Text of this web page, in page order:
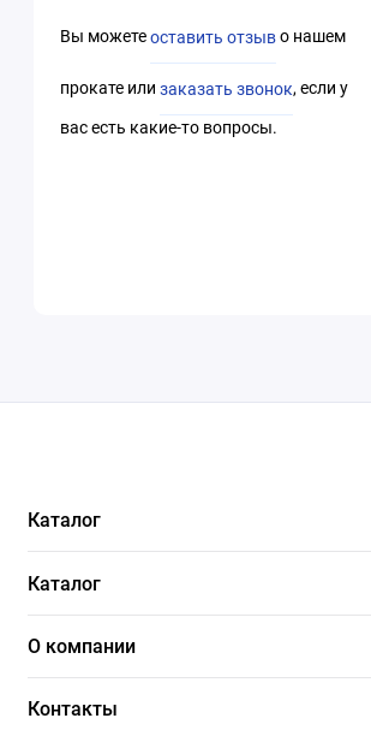
Вы можетеоставить отзыво нашем
прокате илизаказать звонок, если у
вас есть какие-то вопросы.
Каталог
Каталог
О компании
Контакты